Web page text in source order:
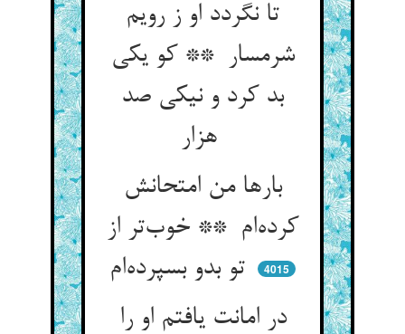
تا نگردد او ز رویم
شرمسار ** کو یکی
بد کرد و نیکی صد
بارها من امتحانش
کرده‌ام ** خوب‌تر از
4015
در امانت یافتم او را